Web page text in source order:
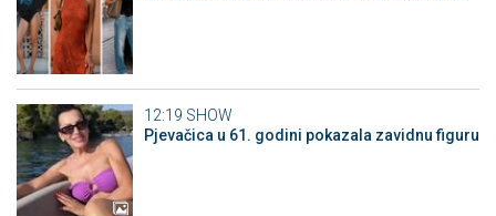
12:19 SHOW
Pjevačica u 61. godini pokazala zavidnu figuru